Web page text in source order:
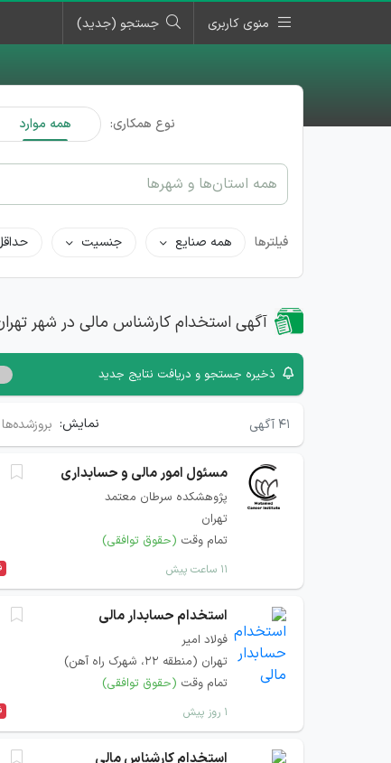
منوی کاربری جستجو (جدید)
نوع همکاری: همه موارد
همه استان‌ها و شهرها
فیلترها همه صنایع جنسیت
آگهی استخدام کارشناس مالی در شهر
ذخیره جستجو و دریافت نتایج جدید
۴۱ آگهی نمایش: بروزشده‌ها
مسئول امور مالی و حسابداری
پژوهشکده سرطان معتمد
تهران
تمام وقت (حقوق توافقی)
۱۱ ساعت پیش
استخدام حسابدار مالی
فولاد امیر
تهران (منطقه ۲۲، شهرک راه آهن)
تمام وقت (حقوق توافقی)
۱ روز پیش